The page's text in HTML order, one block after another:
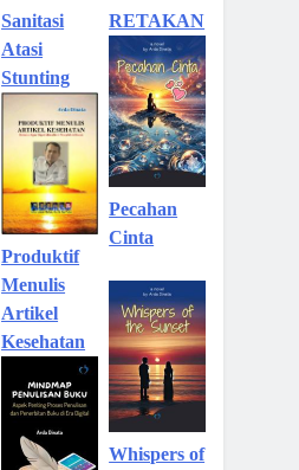
Sanitasi
Atasi
Stunting
Produktif
Menulis
Artikel
Kesehatan
RETAKAN
Pecahan
Cinta
Whispers of